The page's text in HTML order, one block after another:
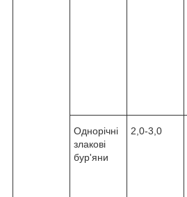
Однорічні
злакові
бур'яни
2,0-3,0